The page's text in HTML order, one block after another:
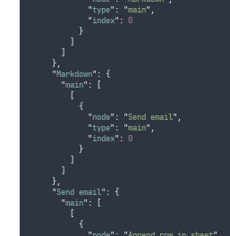
"type" : "main" ,
"index" : 0
}
]
]
},
"Markdown" : {
"main" :
[
[
{
"node" : "Send email" ,
"type" : "main" ,
"index" : 0
}
]
]
},
"Send email" : {
"main" :
[
[
{